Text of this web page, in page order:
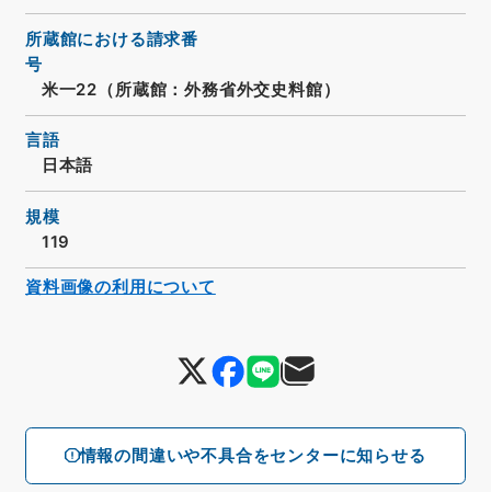
情報の間違いや不具合をセンターに知らせる
所蔵館における請求番
号
米一22（所蔵館：外務省外交史料館）
言語
日本語
規模
119
資料画像の利用について